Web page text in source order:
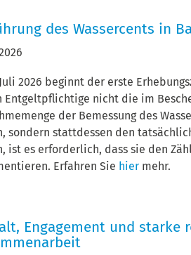
des Wassercents in
2026 beginnt der erste
Entgeltpflichtige nicht die im
der Bemessung des
sondern stattdessen den
ist es erforderlich, dass sie den
Erfahren Sie hier mehr.
Engagement und starke